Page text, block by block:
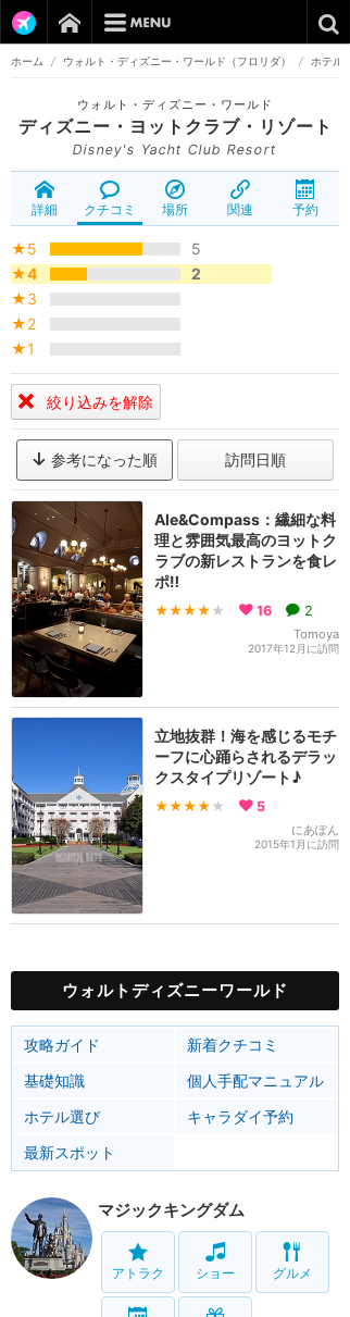
ホーム / ウォルト・ディズニー・ワールド（フロリダ） / ホテル
ウォルト・ディズニー・ワールド
ディズニー・ヨットクラブ・リゾート
Disney's Yacht Club Resort
詳細 クチコミ 場所 関連 予約
★5
5
★4
2
★3
★2
★1
絞り込みを解除
参考になった順 訪問日順
Ale&Compass：繊細な料
理と雰囲気最高のヨットク
ラブの新レストランを食レ
ポ‼︎
★★★★ ★ 16 2
Tomoya
2017年12月に訪問
立地抜群！海を感じるモチ
ーフに心踊らされるデラッ
クスタイプリゾート♪
★★★★ ★ 5
にあぽん
2015年1月に訪問
ウォルトディズニーワールド
攻略ガイド
新着クチコミ
基礎知識
個人手配マニュアル
ホテル選び
キャラダイ予約
最新スポット
マジックキングダム
アトラク ショー グルメ